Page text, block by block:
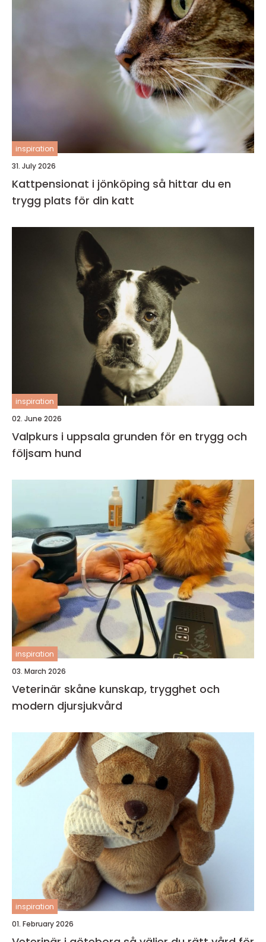
inspiration
31. July 2026
Kattpensionat i jönköping så hittar du en
trygg plats för din katt
inspiration
02. June 2026
Valpkurs i uppsala grunden för en trygg och
följsam hund
inspiration
03. March 2026
Veterinär skåne kunskap, trygghet och
modern djursjukvård
inspiration
01. February 2026